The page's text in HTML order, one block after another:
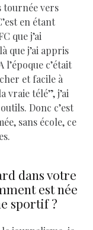
tournée vers
en étant
que j’ai
que j’ai appris
c’était
et facile à
vraie télé”, j’ai
Donc c’est
sans école, ce
dans votre
est née
sportif ?